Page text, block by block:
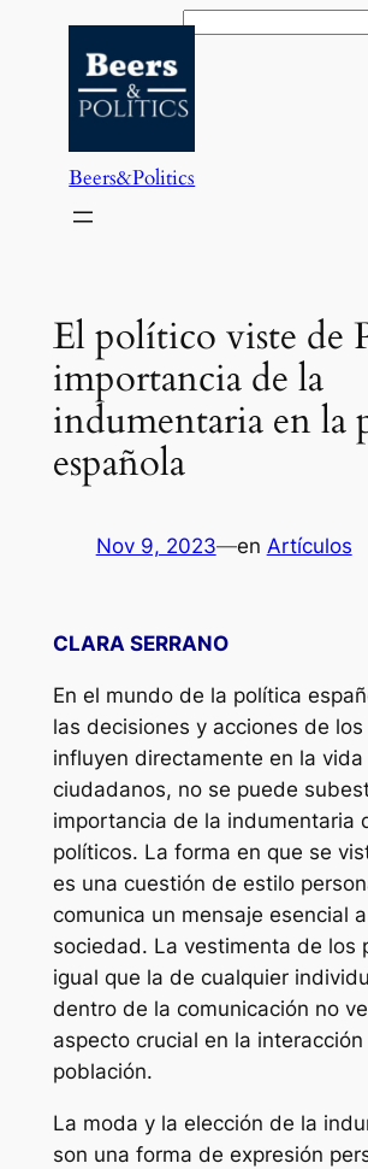
contenido
Buscar
Beers&Politics
El político viste de
importancia de la
indumentaria en la
española
Nov 9, 2023—en Artículos
CLARA SERRANO
En el mundo de la política
las decisiones y acciones de
influyen directamente en la vida
ciudadanos, no se puede
importancia de la indumentaria
políticos. La forma en que se
es una cuestión de estilo
comunica un mensaje esencial
sociedad. La vestimenta de los
igual que la de cualquier
dentro de la comunicación no
aspecto crucial en la interacción
población.
La moda y la elección de la
son una forma de expresión